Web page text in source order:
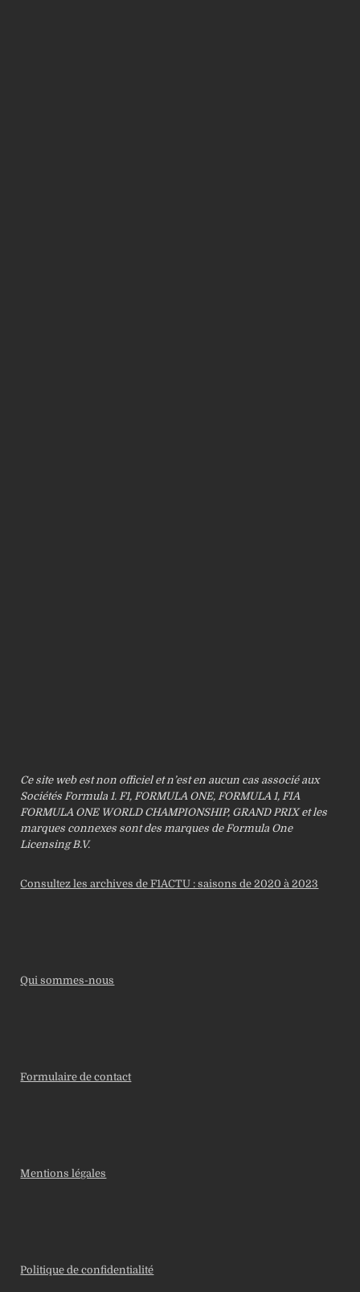
Ce site web est non officiel et n’est en aucun cas associé aux
Sociétés Formula 1. F1, FORMULA ONE, FORMULA 1, FIA
FORMULA ONE WORLD CHAMPIONSHIP, GRAND PRIX et les
marques connexes sont des marques de Formula One
Licensing B.V.
Consultez les archives de F1ACTU : saisons de 2020 à 2023
Qui sommes-nous
Formulaire de contact
Mentions légales
Politique de confidentialité